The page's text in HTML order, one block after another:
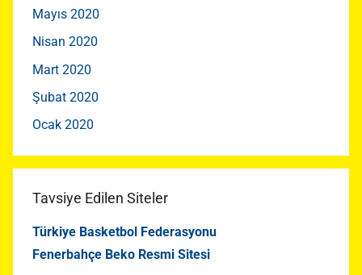
Mayıs 2020
Nisan 2020
Mart 2020
Şubat 2020
Ocak 2020
Tavsiye Edilen Siteler
Türkiye Basketbol Federasyonu
Fenerbahçe Beko Resmi Sitesi